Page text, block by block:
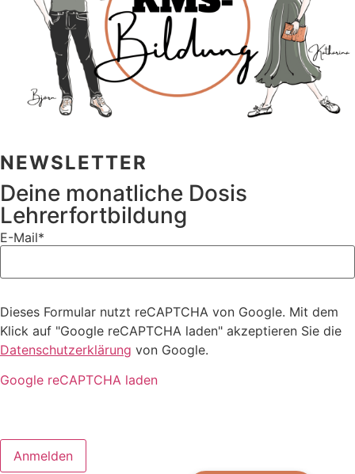
NEWSLETTER
Deine monatliche Dosis
Lehrerfortbildung
E-Mail*
Dieses Formular nutzt reCAPTCHA von Google. Mit dem
Klick auf "Google reCAPTCHA laden" akzeptieren Sie die
Datenschutzerklärung von Google.
Google reCAPTCHA laden
Anmelden